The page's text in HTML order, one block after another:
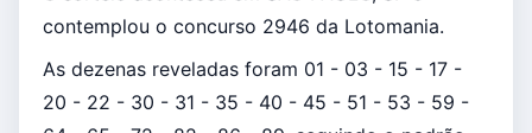
contemplou o concurso 2946 da Lotomania.
As dezenas reveladas foram 01 - 03 - 15 - 17 -
20 - 22 - 30 - 31 - 35 - 40 - 45 - 51 - 53 - 59 -